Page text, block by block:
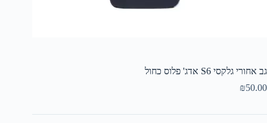
גב אחורי גלקסי S6 אדג' פלוס כחול
₪50.00